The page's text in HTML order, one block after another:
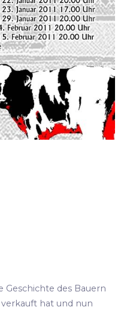
Geschichte des Bauern
verkauft hat und nun